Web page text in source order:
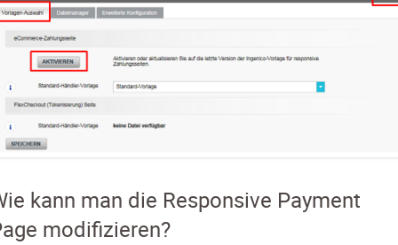
kann man die Responsive Payment
modifizieren?